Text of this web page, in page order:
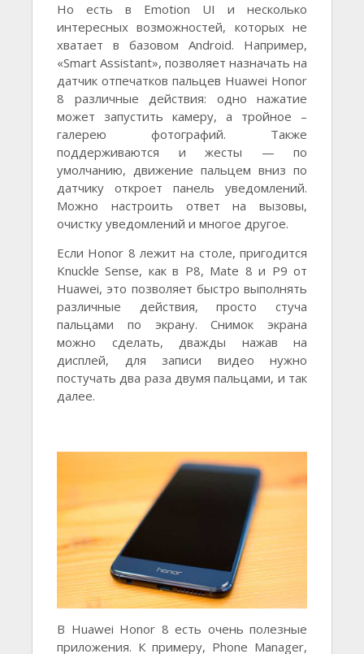
Но есть в Emotion UI и несколько
интересных возможностей, которых не
хватает в базовом Android. Например,
«Smart Assistant», позволяет назначать на
датчик отпечатков пальцев Huawei Honor
8 различные действия: одно нажатие
может запустить камеру, а тройное –
галерею фотографий. Также
поддерживаются и жесты — по
умолчанию, движение пальцем вниз по
датчику откроет панель уведомлений.
Можно настроить ответ на вызовы,
очистку уведомлений и многое другое.
Если Honor 8 лежит на столе, пригодится
Knuckle Sense, как в P8, Mate 8 и P9 от
Huawei, это позволяет быстро выполнять
различные действия, просто стуча
пальцами по экрану. Снимок экрана
можно сделать, дважды нажав на
дисплей, для записи видео нужно
постучать два раза двумя пальцами, и так
далее.
В Huawei Honor 8 есть очень полезные
приложения. К примеру, Phone Manager,